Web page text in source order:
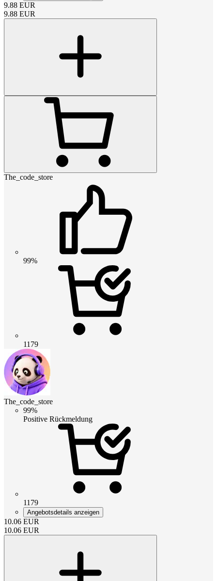
9.88 EUR
9.88 EUR
The_code_store
99%
1179
The_code_store
99%
Positive Rückmeldung
1179
Angebotsdetails anzeigen
10.06 EUR
10.06 EUR